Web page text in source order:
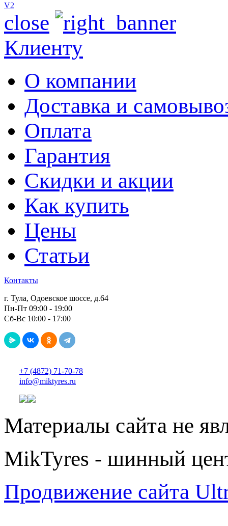
V2
close
Клиенту
О компании
Доставка и
Оплата
Гарантия
Скидки и акции
Как купить
Цены
Статьи
Контакты
г. Тула, Одоевское шоссе, д.64
Пн-Пт 09:00 - 19:00
Сб-Вс 10:00 - 17:00
+7 (4872) 71-70-78
info@miktyres.ru
Материалы сайта не
MikTyres - шинный
Продвижение сайта